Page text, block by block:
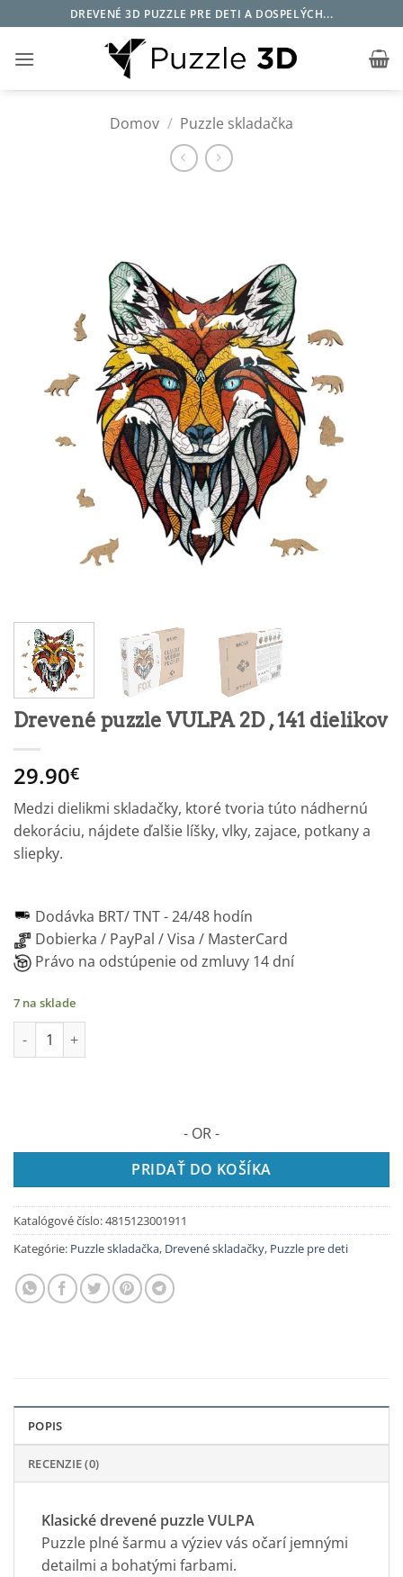
to
content
DREVENÉ 3D PUZZLE PRE DETI A DOSPELÝCH...
Domov / Puzzle skladačka
Drevené puzzle VULPA 2D , 141 dielikov
29.90€
Medzi dielikmi skladačky, ktoré tvoria túto nádhernú
dekoráciu, nájdete ďalšie líšky, vlky, zajace, potkany a
sliepky.
Dodávka BRT/ TNT -24/48 hodín
Dobierka / PayPal / Visa / MasterCard
Právo na odstúpenie od zmluvy 14 dní
7 na sklade
množstvo Drevené puzzle VULPA 2D , 141 dielikov
- OR -
PRIDAŤ DO KOŠÍKA
Katalógové číslo:4815123001911
Kategórie: Puzzle skladačka, Drevené skladačky, Puzzle pre deti
POPIS
RECENZIE (0)
Klasické drevené puzzle VULPA
Puzzle plné šarmu a výziev vás očarí jemnými
detailmi a bohatými farbami.